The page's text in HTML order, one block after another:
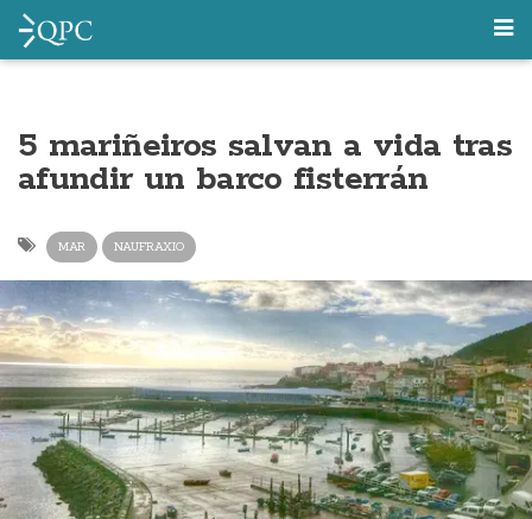
5 mariñeiros salvan a vida tras
afundir un barco fisterrán
MAR NAUFRAXIO